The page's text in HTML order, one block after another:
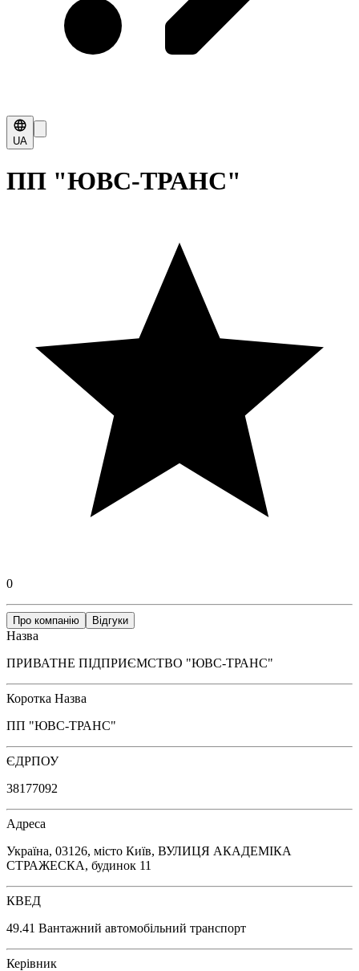
UA
ПП "ЮВС-ТРАНС"
0
Про компанію Відгуки
Назва
ПРИВАТНЕ ПІДПРИЄМСТВО "ЮВС-ТРАНС"
Коротка Назва
ПП "ЮВС-ТРАНС"
ЄДРПОУ
38177092
Адреса
Україна, 03126, місто Київ, ВУЛИЦЯ АКАДЕМІКА
СТРАЖЕСКА, будинок 11
КВЕД
49.41 Вантажний автомобільний транспорт
Керівник